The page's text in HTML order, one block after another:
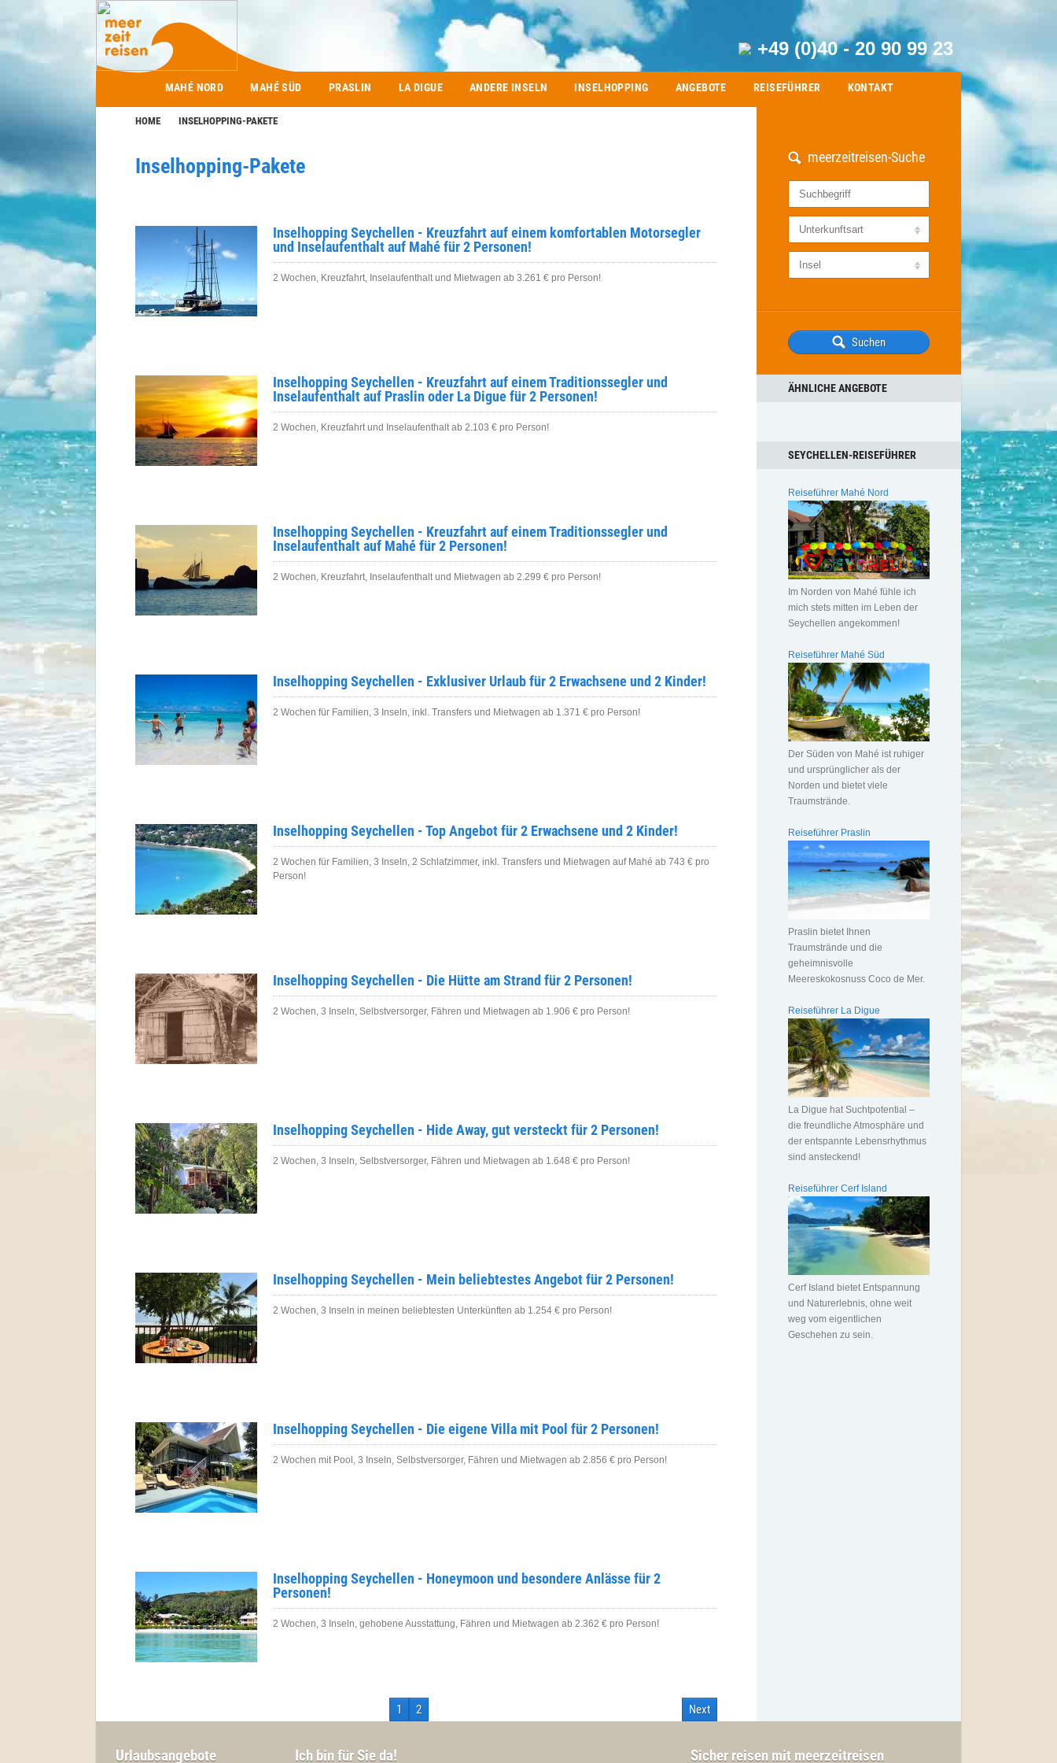
+49 (0)40 - 20 90 99 23
MAHÉ NORD MAHÉ SÜD PRASLIN LA DIGUE ANDERE INSELN INSELHOPPING ANGEBOTE REISEFÜHRER KONTAKT
HOME INSELHOPPING-PAKETE
Inselhopping-Pakete
Inselhopping Seychellen - Kreuzfahrt auf einem komfortablen Motorsegler
und Inselaufenthalt auf Mahé für 2 Personen!
2 Wochen, Kreuzfahrt, Inselaufenthalt und Mietwagen ab 3.261 € pro Person!
Inselhopping Seychellen - Kreuzfahrt auf einem Traditionssegler und
Inselaufenthalt auf Praslin oder La Digue für 2 Personen!
2 Wochen, Kreuzfahrt und Inselaufenthalt ab 2.103 € pro Person!
Inselhopping Seychellen - Kreuzfahrt auf einem Traditionssegler und
Inselaufenthalt auf Mahé für 2 Personen!
2 Wochen, Kreuzfahrt, Inselaufenthalt und Mietwagen ab 2.299 € pro Person!
Inselhopping Seychellen - Exklusiver Urlaub für 2 Erwachsene und 2 Kinder!
2 Wochen für Familien, 3 Inseln, inkl. Transfers und Mietwagen ab 1.371 € pro Person!
Inselhopping Seychellen - Top Angebot für 2 Erwachsene und 2 Kinder!
2 Wochen für Familien, 3 Inseln, 2 Schlafzimmer, inkl. Transfers und Mietwagen auf Mahé ab 743 € pro
Person!
Inselhopping Seychellen - Die Hütte am Strand für 2 Personen!
2 Wochen, 3 Inseln, Selbstversorger, Fähren und Mietwagen ab 1.906 € pro Person!
Inselhopping Seychellen - Hide Away, gut versteckt für 2 Personen!
2 Wochen, 3 Inseln, Selbstversorger, Fähren und Mietwagen ab 1.648 € pro Person!
Inselhopping Seychellen - Mein beliebtestes Angebot für 2 Personen!
2 Wochen, 3 Inseln in meinen beliebtesten Unterkünften ab 1.254 € pro Person!
Inselhopping Seychellen - Die eigene Villa mit Pool für 2 Personen!
2 Wochen mit Pool, 3 Inseln, Selbstversorger, Fähren und Mietwagen ab 2.856 € pro Person!
Inselhopping Seychellen - Honeymoon und besondere Anlässe für 2
Personen!
2 Wochen, 3 Inseln, gehobene Ausstattung, Fähren und Mietwagen ab 2.362 € pro Person!
1 2 Next
meerzeitreisen-Suche
ÄHNLICHE ANGEBOTE
SEYCHELLEN-REISEFÜHRER
Reiseführer Mahé Nord
Im Norden von Mahé fühle ich
mich stets mitten im Leben der
Seychellen angekommen!
Reiseführer Mahé Süd
Der Süden von Mahé ist ruhiger
und ursprünglicher als der
Norden und bietet viele
Traumstrände.
Reiseführer Praslin
Praslin bietet Ihnen
Traumstrände und die
geheimnisvolle
Meereskokosnuss Coco de Mer.
Reiseführer La Digue
La Digue hat Suchtpotential –
die freundliche Atmosphäre und
der entspannte Lebensrhythmus
sind ansteckend!
Reiseführer Cerf Island
Cerf Island bietet Entspannung
und Naturerlebnis, ohne weit
weg vom eigentlichen
Geschehen zu sein.
Urlaubsangebote Ich bin für Sie da! Sicher reisen mit meerzeitreisen